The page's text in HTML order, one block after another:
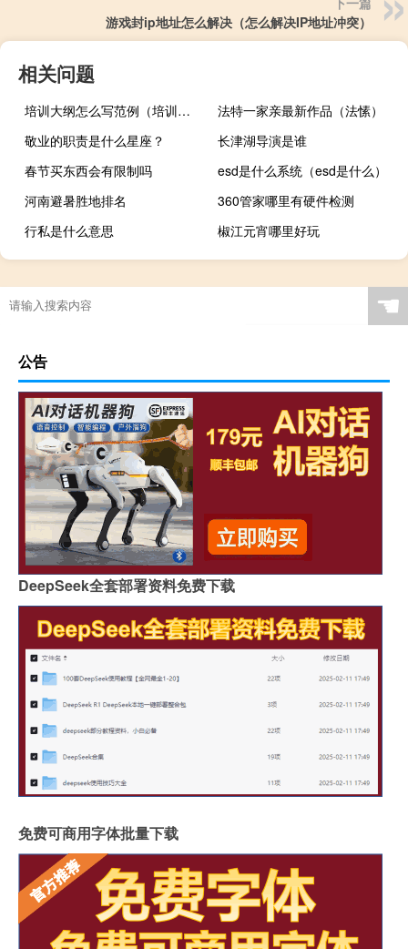
游戏封ip地址怎么解决（怎么解决IP地址冲突）
相关问题
培训大纲怎么写范例（培训大纲怎么写）
法特一家亲最新作品（法愫）
敬业的职责是什么星座？
长津湖导演是谁
春节买东西会有限制吗
esd是什么系统（esd是什么）
河南避暑胜地排名
360管家哪里有硬件检测
行私是什么意思
椒江元宵哪里好玩
☚
公告
DeepSeek全套部署资料免费下载
免费可商用字体批量下载